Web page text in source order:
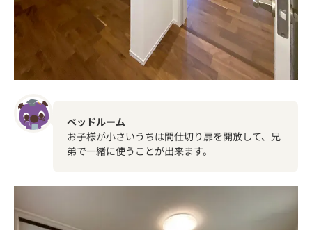
ベッドルーム
お子様が小さいうちは間仕切り扉を開放して、兄
弟で一緒に使うことが出来ます。